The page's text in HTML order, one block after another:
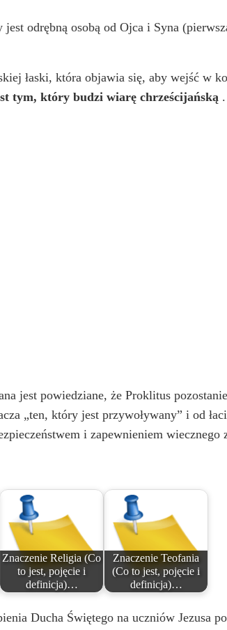
jest odrębną osobą od Ojca i Syna
łaski, która objawia się, aby wejść w
tym, który budzi wiarę chrześcijańską .
jest powiedziane, że Proklitus
„ten, który jest przywoływany” i od
i zapewnieniem wiecznego
Znaczenie Religia (Co
to jest, pojęcie i
definicja)…
Znaczenie Teofania
(Co to jest, pojęcie i
definicja)…
Ducha Świętego na uczniów Jezusa